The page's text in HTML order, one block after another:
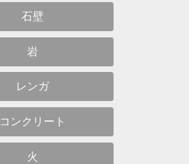
石壁
岩
レンガ
コンクリート
火